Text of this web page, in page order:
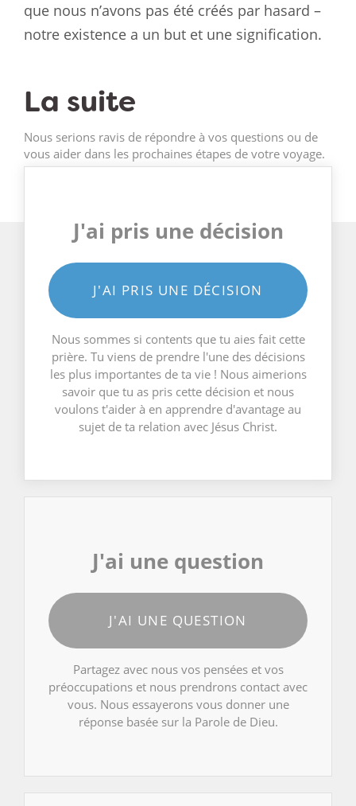
que nous n’avons pas été créés par hasard –
notre existence a un but et une signification.
La suite
Nous serions ravis de répondre à vos questions ou de
vous aider dans les prochaines étapes de votre voyage.
J'ai pris une décision
J'AI PRIS UNE DÉCISION
Nous sommes si contents que tu aies fait cette
prière. Tu viens de prendre l'une des décisions
les plus importantes de ta vie ! Nous aimerions
savoir que tu as pris cette décision et nous
voulons t'aider à en apprendre d'avantage au
sujet de ta relation avec Jésus Christ.
J'ai une question
J'AI UNE QUESTION
Partagez avec nous vos pensées et vos
préoccupations et nous prendrons contact avec
vous. Nous essayerons vous donner une
réponse basée sur la Parole de Dieu.